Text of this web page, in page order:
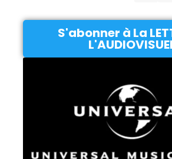
S'abonner à La